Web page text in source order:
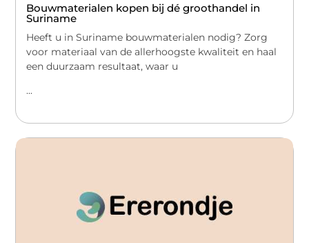
Bouwmaterialen kopen bij dé groothandel in
Suriname
Heeft u in Suriname bouwmaterialen nodig? Zorg
voor materiaal van de allerhoogste kwaliteit en haal
een duurzaam resultaat, waar u
...